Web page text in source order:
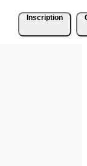
Inscription